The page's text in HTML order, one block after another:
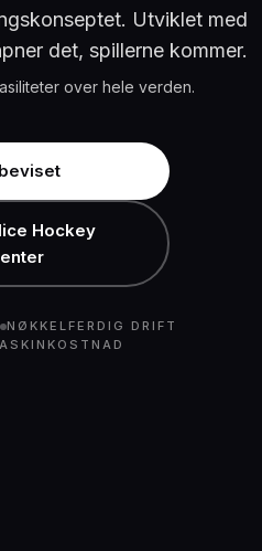
Utviklet med
det, spillerne kommer.
over hele verden.
Hockey
NØKKELFERDIG DRIFT